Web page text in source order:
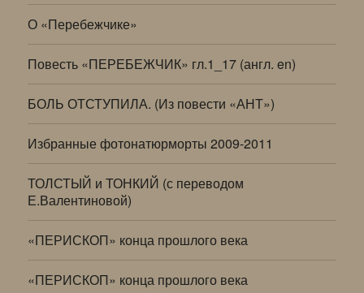
О «Перебежчике»
Повесть «ПЕРЕБЕЖЧИК» гл.1_17 (англ. en)
БОЛЬ ОТСТУПИЛА. (Из повести «АНТ»)
Избранные фотонатюрморты 2009-2011
ТОЛСТЫЙ и ТОНКИЙ (с переводом
Е.Валентиновой)
«ПЕРИСКОП» конца прошлого века
«ПЕРИСКОП» конца прошлого века